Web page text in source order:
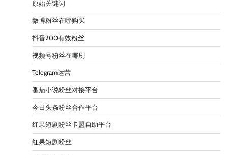
原始关键词
微博粉丝在哪购买
抖音200有效粉丝
视频号粉丝在哪刷
Telegram运营
番茄小说粉丝对接平台
今日头条粉丝合作平台
红果短剧粉丝卡盟自助平台
红果短剧粉丝